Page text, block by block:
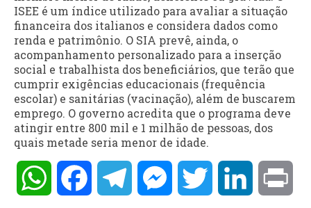
ISEE é um índice utilizado para avaliar a situação
financeira dos italianos e considera dados como
renda e patrimônio. O SIA prevê, ainda, o
acompanhamento personalizado para a inserção
social e trabalhista dos beneficiários, que terão que
cumprir exigências educacionais (frequência
escolar) e sanitárias (vacinação), além de buscarem
emprego. O governo acredita que o programa deve
atingir entre 800 mil e 1 milhão de pessoas, dos
quais metade seria menor de idade.
WhatsAppFacebookTelegramMessengerTwitter LinkedIn